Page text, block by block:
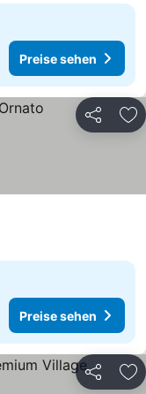
Preise sehen
Teilen
Preise sehen
Teilen